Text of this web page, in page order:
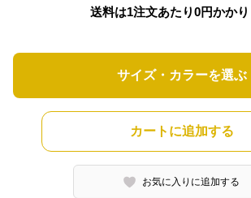
送料は1注文あたり0円かか
サイズ・カラーを選ぶ
カートに追加する
お気に入りに追加する